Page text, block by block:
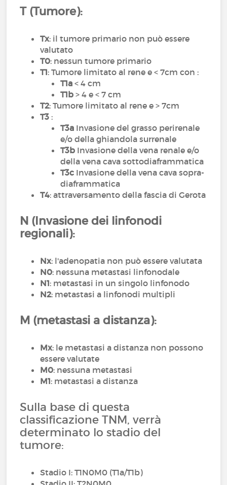
T (Tumore):
Tx: il tumore primario non può essere
valutato
T0: nessun tumore primario
T1: Tumore limitato al rene e < 7cm con :
T1a < 4 cm
T1b > 4 e < 7 cm
T2: Tumore limitato al rene e > 7cm
T3 :
T3a Invasione del grasso perirenale
e/o della ghiandola surrenale
T3b Invasione della vena renale e/o
della vena cava sottodiaframmatica
T3c Invasione della vena cava sopra-
diaframmatica
T4: attraversamento della fascia di Gerota
N (Invasione dei linfonodi
regionali):
Nx: l'adenopatia non può essere valutata
N0: nessuna metastasi linfonodale
N1: metastasi in un singolo linfonodo
N2: metastasi a linfonodi multipli
M (metastasi a distanza):
Mx: le metastasi a distanza non possono
essere valutate
M0: nessuna metastasi
M1: metastasi a distanza
Sulla base di questa
classificazione TNM, verrà
determinato lo stadio del
tumore:
Stadio I: T1N0M0 (T1a/T1b)